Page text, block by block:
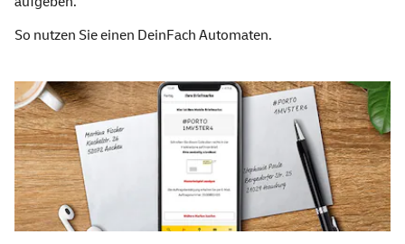
So nutzen Sie einen DeinFach Automaten.
Weitere Informationen